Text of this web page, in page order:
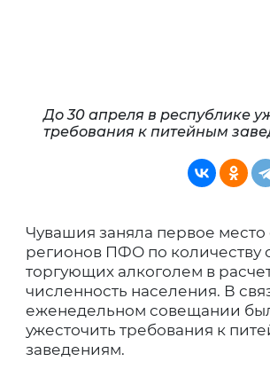
До 30 апреля в республике
требования к питейным
Чувашия заняла первое место
регионов ПФО по количеству
торгующих алкоголем в
численность населения. В
еженедельном совещании
ужесточить требования к
заведениям.